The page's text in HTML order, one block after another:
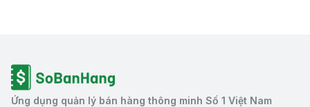
Ứng dụng quản lý bán hàng thông minh Số 1 Việt Nam